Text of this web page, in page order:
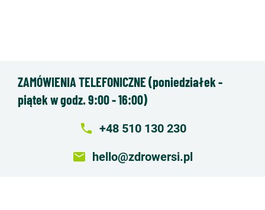
ZAMÓWIENIA TELEFONICZNE (poniedziałek -
piątek w godz. 9:00 - 16:00)
local_phone +48 510 130 230
email hello@zdrowersi.pl